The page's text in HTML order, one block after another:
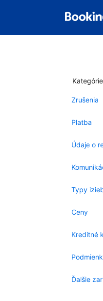
Kategórie
Zrušenia
Platba
Údaje o
Typy
Ceny
Kreditné
Ďalšie